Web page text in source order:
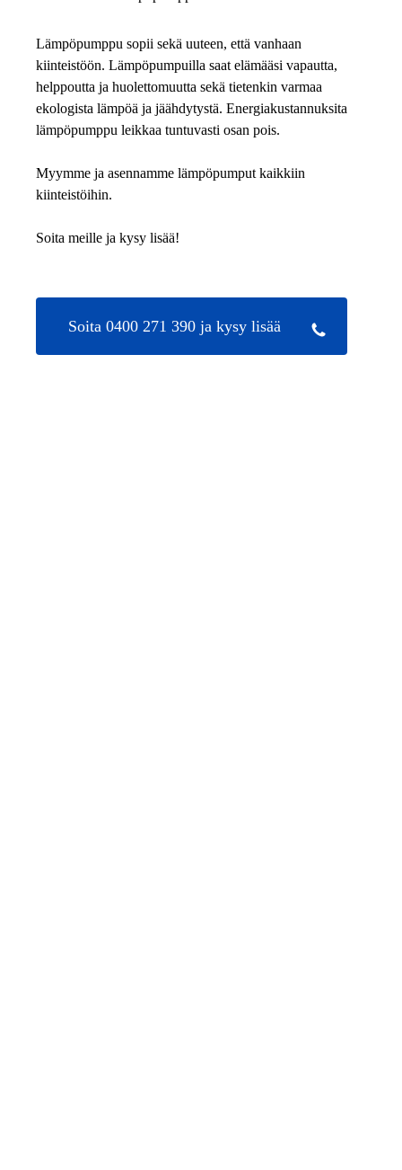
Lämpöpumppu sopii sekä uuteen, että vanhaan
kiinteistöön. Lämpöpumpuilla saat elämääsi vapautta,
helppoutta ja huolettomuutta sekä tietenkin varmaa
ekologista lämpöä ja jäähdytystä. Energiakustannuksita
lämpöpumppu leikkaa tuntuvasti osan pois.
Myymme ja asennamme lämpöpumput kaikkiin
kiinteistöihin.
Soita meille ja kysy lisää!
Soita 0400 271 390 ja kysy lisää